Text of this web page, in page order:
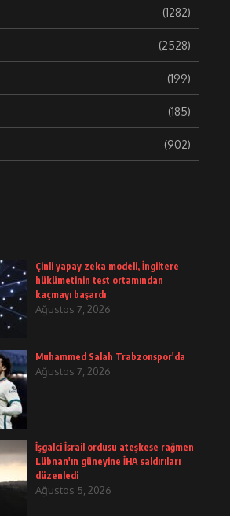
(1282)
(2528)
(199)
(185)
(902)
Çinli yapay zeka modeli, İngiltere
hükümetinin test ortamından
kaçmayı başardı
Ağustos 7, 2026
Muhammed Salah Trabzonspor'da
Ağustos 7, 2026
İşgalci İsrail ordusu ateşkese rağmen
Lübnan'ın güneyine İHA saldırıları
düzenledi
Ağustos 5, 2026